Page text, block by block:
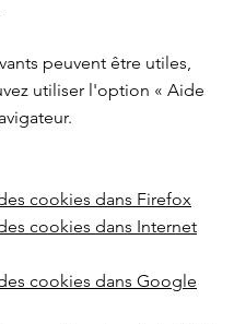
peuvent être utiles,
utiliser l'option « Aide
cookies dans Firefox
cookies dans Internet
cookies dans Google